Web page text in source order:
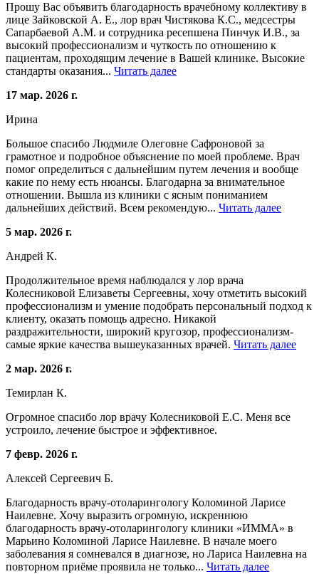
Прошу Вас объявить благодарность врачебному коллективу в
лице Зайковской А. Е., лор врач Чистякова К.С., медсестры
Сапарбаевой А.М. и сотрудника ресепшена Пинчук И.В., за
высокий профессионализм и чуткость по отношению к
пациентам, проходящим лечение в Вашей клинике. Высокие
стандарты оказания... Читать далее
17 мар. 2026 г.
Ирина
Большое спасибо Людмиле Олеговне Сафроновой за
грамотное и подробное объяснение по моей проблеме. Врач
помог определиться с дальнейшим путем лечения и вообще
какие по нему есть нюансы. Благодарна за внимательное
отношении. Вышла из клиники с ясным пониманием
дальнейших действий. Всем рекомендую... Читать далее
5 мар. 2026 г.
Андрей К.
Продолжительное время наблюдался у лор врача
Колесниковой Елизаветы Сергеевны, хочу отметить высокий
профессионализм и умение подобрать персональный подход к
клиенту, оказать помощь адресно. Никакой
раздражительности, широкий кругозор, профессионализм-
самые яркие качества вышеуказанных врачей. Читать далее
2 мар. 2026 г.
Темирлан К.
Огромное спасибо лор врачу Колесниковой Е.С. Меня все
устроило, лечение быстрое и эффективное.
7 февр. 2026 г.
Алексей Сергеевич Б.
Благодарность врачу-отоларингологу Коломиной Ларисе
Наилевне. Хочу выразить огромную, искреннюю
благодарность врачу-отоларингологу клиники «ИММА» в
Марьино Коломиной Ларисе Наилевне. В начале моего
заболевания я сомневался в диагнозе, но Лариса Наилевна на
повторном приёме проявила не только... Читать далее